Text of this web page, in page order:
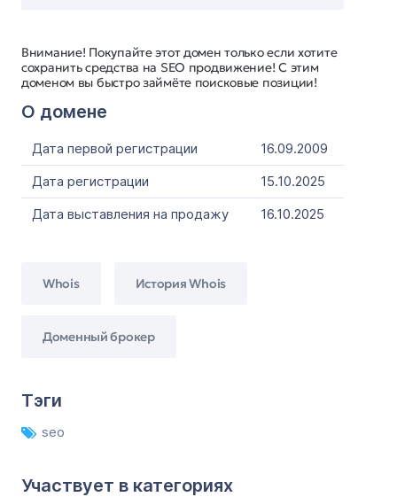
Внимание! Покупайте этот домен только если хотите
сохранить средства на SEO продвижение! С этим
доменом вы быстро займёте поисковые позиции!
О домене
Дата первой регистрации
16.09.2009
Дата регистрации
15.10.2025
Дата выставления на продажу
16.10.2025
Whois История Whois
Доменный брокер
Тэги
seo
Участвует в категориях